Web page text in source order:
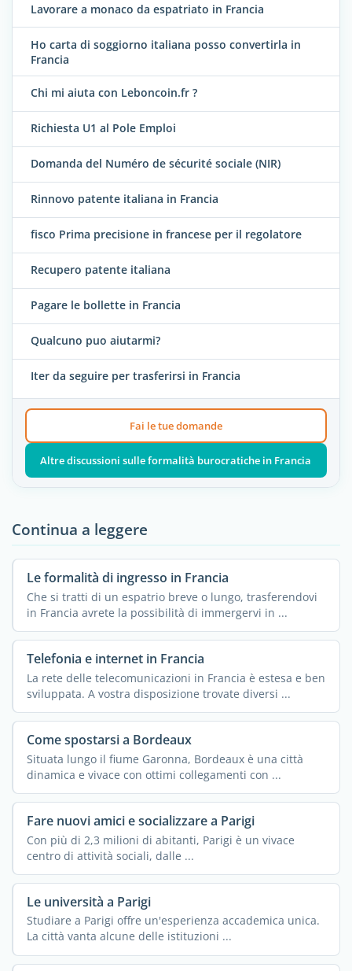
Lavorare a monaco da espatriato in Francia
Ho carta di soggiorno italiana posso convertirla in
Francia
Chi mi aiuta con Leboncoin.fr ?
Richiesta U1 al Pole Emploi
Domanda del Numéro de sécurité sociale (NIR)
Rinnovo patente italiana in Francia
fisco Prima precisione in francese per il regolatore
Recupero patente italiana
Pagare le bollette in Francia
Qualcuno puo aiutarmi?
Iter da seguire per trasferirsi in Francia
Fai le tue domande
Altre discussioni sulle formalità burocratiche in Francia
Continua a leggere
Le formalità di ingresso in Francia
Che si tratti di un espatrio breve o lungo, trasferendovi
in Francia avrete la possibilità di immergervi in ...
Telefonia e internet in Francia
La rete delle telecomunicazioni in Francia è estesa e ben
sviluppata. A vostra disposizione trovate diversi ...
Come spostarsi a Bordeaux
Situata lungo il fiume Garonna, Bordeaux è una città
dinamica e vivace con ottimi collegamenti con ...
Fare nuovi amici e socializzare a Parigi
Con più di 2,3 milioni di abitanti, Parigi è un vivace
centro di attività sociali, dalle ...
Le università a Parigi
Studiare a Parigi offre un'esperienza accademica unica.
La città vanta alcune delle istituzioni ...